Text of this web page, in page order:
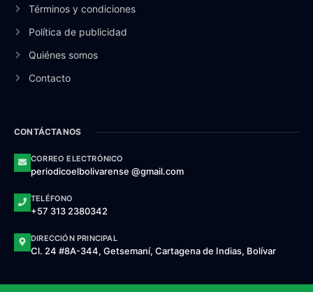
Términos y condiciones
Política de publicidad
Quiénes somos
Contacto
CONTÁCTANOS
CORREO ELECTRÓNICO
periodicoelbolivarense @gmail.com
TELÉFONO
+57 313 2380342
DIRECCIÓN PRINCIPAL
Cl. 24 #8A-344, Getsemaní, Cartagena de Indias, Bolívar